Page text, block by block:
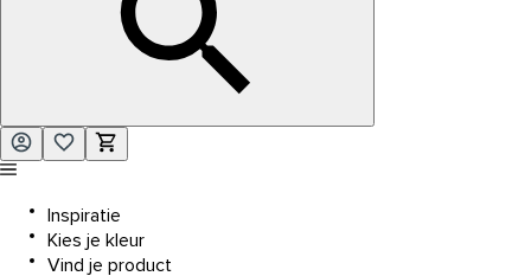
Inspiratie
Kies je kleur
Vind je product